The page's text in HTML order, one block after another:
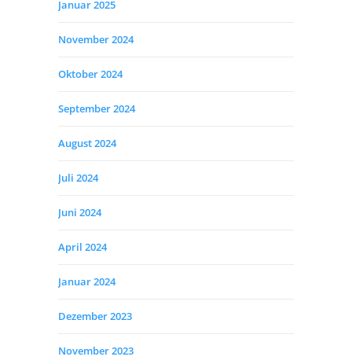
Januar 2025
November 2024
Oktober 2024
September 2024
August 2024
Juli 2024
Juni 2024
April 2024
Januar 2024
Dezember 2023
November 2023